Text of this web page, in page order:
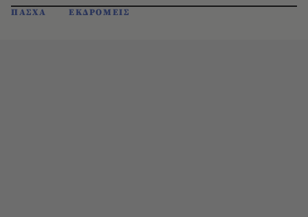
ΠΑΣΧΑ ΕΚΔΡΟΜΕΙΣ